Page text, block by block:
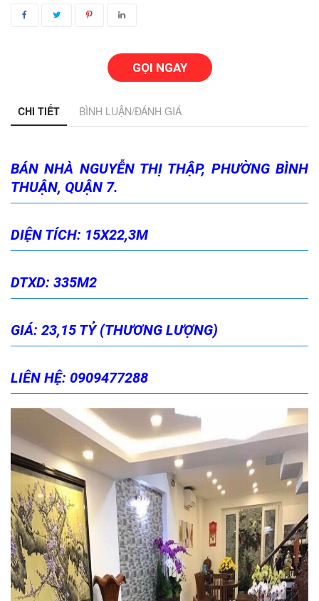
GỌI NGAY
CHI TIẾT BÌNH LUẬN/ĐÁNH GIÁ
BÁN NHÀ NGUYỄN THỊ THẬP, PHƯỜNG BÌNH
THUẬN, QUẬN 7.
DIỆN TÍCH: 15X22,3M
DTXD: 335M2
GIÁ: 23,15 TỶ (THƯƠNG LƯỢNG)
LIÊN HỆ: 0909477288